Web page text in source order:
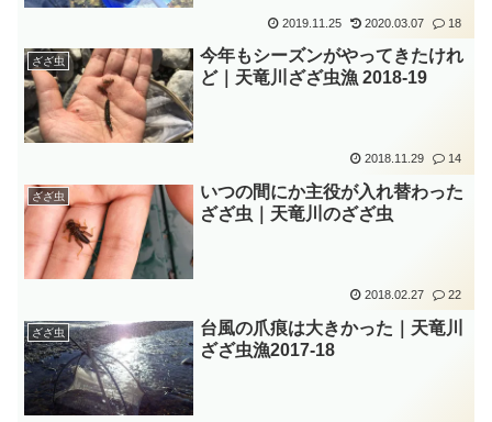
2019.11.25 2020.03.07 18
ざざ虫
今年もシーズンがやってきたけれ
ど｜天竜川ざざ虫漁 2018-19
2018.11.29 14
ざざ虫
いつの間にか主役が入れ替わった
ざざ虫｜天竜川のざざ虫
2018.02.27 22
ざざ虫
台風の爪痕は大きかった｜天竜川
ざざ虫漁2017-18